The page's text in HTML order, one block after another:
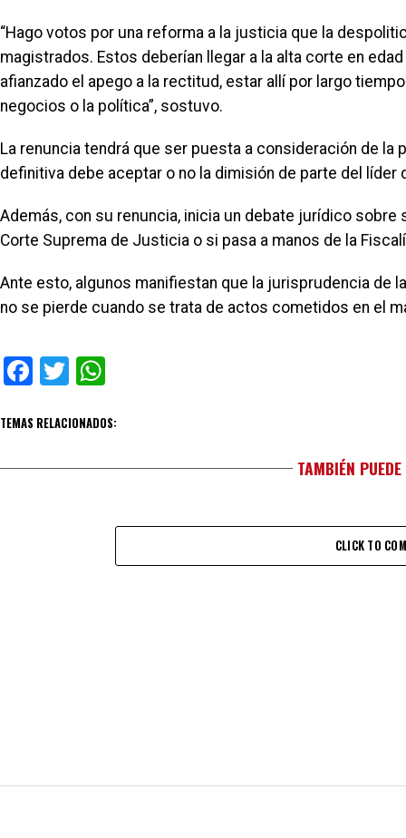
“Hago votos por una reforma a la justicia que la
magistrados. Estos deberían llegar a la alta corte en
afianzado el apego a la rectitud, estar allí por largo
negocios o la política”, sostuvo.
La renuncia tendrá que ser puesta a consideración de la
definitiva debe aceptar o no la dimisión de parte del líder
Además, con su renuncia, inicia un debate jurídico
Corte Suprema de Justicia o si pasa a manos de la
Ante esto, algunos manifiestan que la jurisprudencia de
no se pierde cuando se trata de actos cometidos en el
Facebook
Twitter
TEMAS RELACIONADOS:
TAMBIÉN
CLICK TO